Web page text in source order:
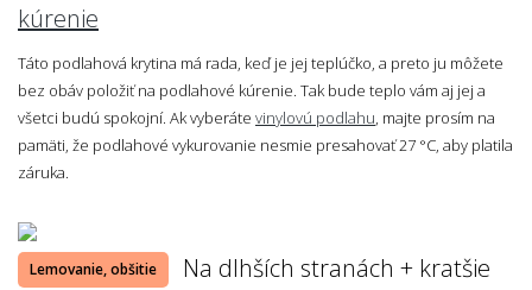
kúrenie
Táto podlahová krytina má rada, keď je jej teplúčko, a preto ju môžete
bez obáv položiť na podlahové kúrenie. Tak bude teplo vám aj jej a
všetci budú spokojní. Ak vyberáte vinylovú podlahu , majte prosím na
pamäti, že podlahové vykurovanie nesmie presahovať 27 °C, aby platila
záruka.
Lemovanie, obšitie
Na dlhších stranách + kratšie